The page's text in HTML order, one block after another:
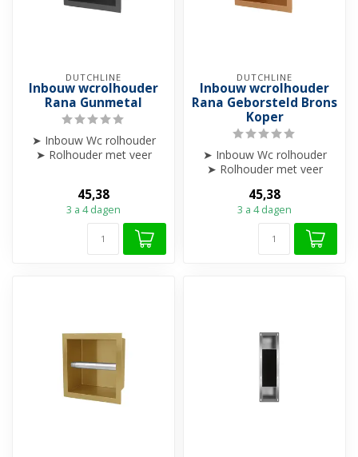
DUTCHLINE
Inbouw wcrolhouder
Rana Gunmetal
➤ Inbouw Wc rolhouder
➤ Rolhouder met veer
45,38
3 a 4 dagen
DUTCHLINE
Inbouw wcrolhouder
Rana Geborsteld Brons
Koper
➤ Inbouw Wc rolhouder
➤ Rolhouder met veer
➤ ➤ In...
45,38
3 a 4 dagen